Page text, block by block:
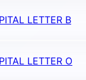
LETTER B
LETTER O